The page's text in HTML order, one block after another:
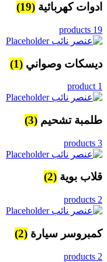
ادوات كهربائية (19)
19 products
ديسكات وصواني (1)
1 product
طلمبة تشحيم (3)
3 products
قلاب بوية (2)
2 products
كمبروسر سيارة (2)
2 products